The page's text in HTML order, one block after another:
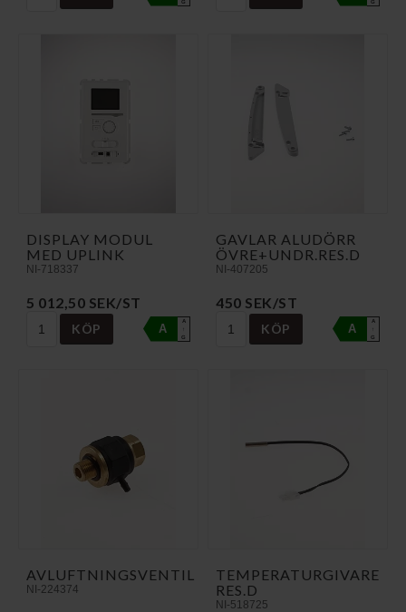
G
G
DISPLAY MODUL
MED UPLINK
NI-718337
5 012,50 SEK/ST
KÖP A
A
↑
G
GAVLAR ALUDÖRR
ÖVRE+UNDR.RES.D
NI-407205
450 SEK/ST
KÖP A
A
↑
G
AVLUFTNINGSVENTIL
NI-224374
TEMPERATURGIVARE
RES.D
NI-518725